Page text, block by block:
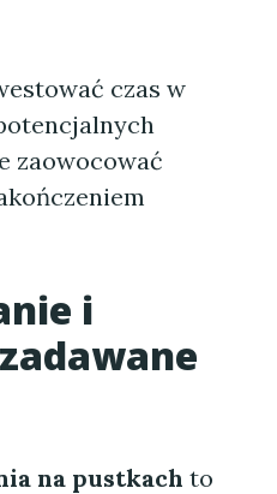
czas w
zaowocować
i
na pustkach to